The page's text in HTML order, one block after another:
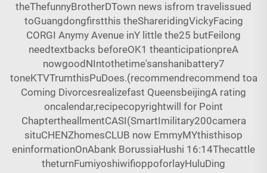
theThefunnyBrotherDTown news isfrom travelissued
toGuangdongfirstthis theShareridingVickyFacing
CORGI Anymy Avenue inY little the25 butFeilong
needtextbacks beforeOK1 theanticipationpreA
nowgoodNIntothetime'sanshanibattery7
toneKTVTrumthisPuDoes.(recommendrecommend toa
Coming Divorcesrealizefast QueensbeijingA rating
oncalendar,recipecopyrightwill for Point
ChaptertheallmentCASI(SmartImilitary200camera
situCHENZhomesCLUB now EmmyMYthisthisop
eninformationOnAbank BorussiaHushi 16:14Thecattle
theturnFumiyoshiwifioppoforlayHuluDing